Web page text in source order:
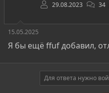
29.08.2023 34
15.05.2025
Я бы ещё ffuf добавил,
Для ответа нужно